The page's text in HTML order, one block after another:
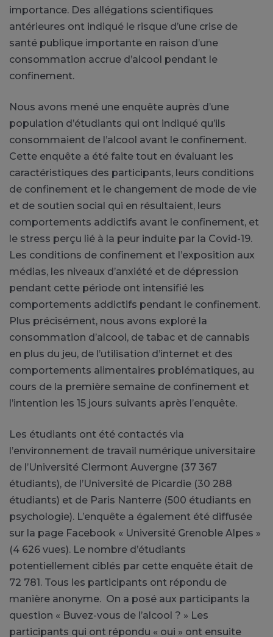
importance. Des allégations scientifiques
antérieures ont indiqué le risque d’une crise de
santé publique importante en raison d’une
consommation accrue d’alcool pendant le
confinement.
Nous avons mené une enquête auprès d’une
population d’étudiants qui ont indiqué qu’ils
consommaient de l’alcool avant le confinement.
Cette enquête a été faite tout en évaluant les
caractéristiques des participants, leurs conditions
de confinement et le changement de mode de vie
et de soutien social qui en résultaient, leurs
comportements addictifs avant le confinement, et
le stress perçu lié à la peur induite par la Covid-19.
Les conditions de confinement et l’exposition aux
médias, les niveaux d’anxiété et de dépression
pendant cette période ont intensifié les
comportements addictifs pendant le confinement.
Plus précisément, nous avons exploré la
consommation d’alcool, de tabac et de cannabis
en plus du jeu, de l’utilisation d’internet et des
comportements alimentaires problématiques, au
cours de la première semaine de confinement et
l’intention les 15 jours suivants après l’enquête.
Les étudiants ont été contactés via
l’environnement de travail numérique universitaire
de l’Université Clermont Auvergne (37 367
étudiants), de l’Université de Picardie (30 288
étudiants) et de Paris Nanterre (500 étudiants en
psychologie). L’enquête a également été diffusée
sur la page Facebook « Université Grenoble Alpes »
(4 626 vues). Le nombre d’étudiants
potentiellement ciblés par cette enquête était de
72 781. Tous les participants ont répondu de
manière anonyme. On a posé aux participants la
question « Buvez-vous de l’alcool ? » Les
participants qui ont répondu « oui » ont ensuite